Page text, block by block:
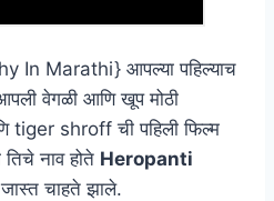
In Marathi} आपल्या पहिल्याच
वेगळी आणि खूप मोठी
tiger shroff ची पहिली फिल्म
नाव होते Heropanti
चाहते झाले.